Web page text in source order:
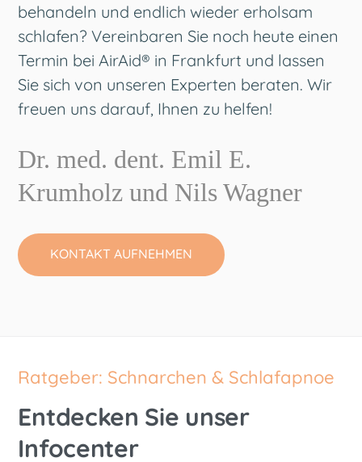
behandeln und endlich wieder erholsam
schlafen? Vereinbaren Sie noch heute einen
Termin bei AirAid® in Frankfurt und lassen
Sie sich von unseren Experten beraten. Wir
freuen uns darauf, Ihnen zu helfen!
Dr. med. dent. Emil E.
Krumholz und Nils Wagner
KONTAKT AUFNEHMEN
Ratgeber: Schnarchen & Schlafapnoe
Entdecken Sie unser
Infocenter